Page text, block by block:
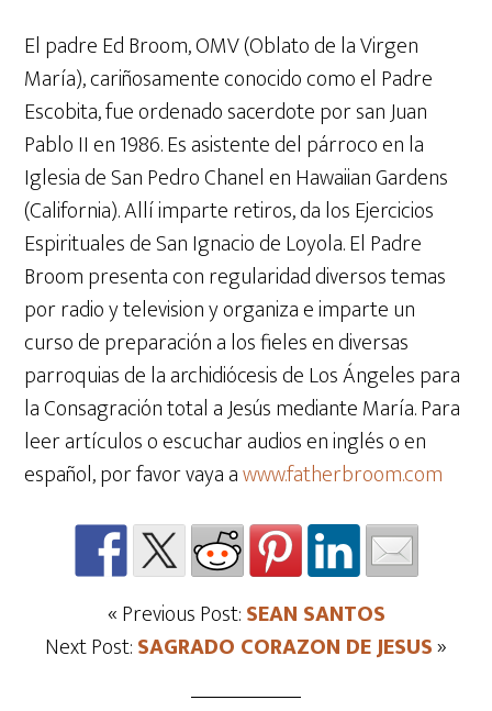
El padre Ed Broom, OMV (Oblato de la Virgen
María), cariñosamente conocido como el Padre
Escobita, fue ordenado sacerdote por san Juan
Pablo II en 1986. Es asistente del párroco en la
Iglesia de San Pedro Chanel en Hawaiian Gardens
(California). Allí imparte retiros, da los Ejercicios
Espirituales de San Ignacio de Loyola. El Padre
Broom presenta con regularidad diversos temas
por radio y television y organiza e imparte un
curso de preparación a los fieles en diversas
parroquias de la archidiócesis de Los Ángeles para
la Consagración total a Jesús mediante María. Para
leer artículos o escuchar audios en inglés o en
español, por favor vaya awww.fatherbroom.com
« Previous Post:SEAN SANTOS
Next Post:SAGRADO CORAZON DE JESUS»